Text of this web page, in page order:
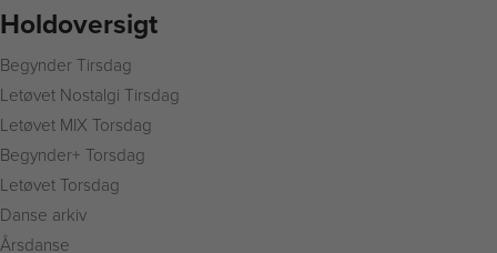
Holdoversigt
Begynder Tirsdag
Letøvet Nostalgi Tirsdag
Letøvet MIX Torsdag
Begynder+ Torsdag
Letøvet Torsdag
Danse arkiv
Årsdanse